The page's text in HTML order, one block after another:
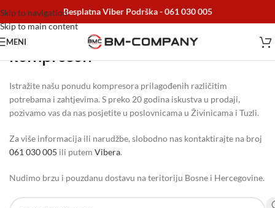
Skip to navigation
Skip to main content
Besplatna Viber Podrška -061 030 005
MENI
Kompresori
Istražite našu ponudu kompresora prilagođenih različitim
potrebama i zahtjevima. S preko 20 godina iskustva u prodaji,
pozivamo vas da nas posjetite u poslovnicama u Živinicama i Tuzli.
Za više informacija ili narudžbe, slobodno nas kontaktirajte na broj
061 030 005 ili putem Vibera.
Nudimo brzu i pouzdanu dostavu na teritoriju Bosne i Hercegovine.